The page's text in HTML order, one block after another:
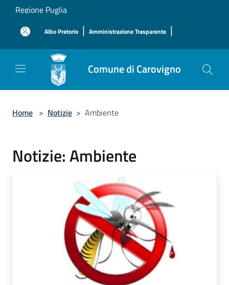
Salta al contenuto principale
Regione Puglia
Albo Pretorio | Amministrazione Trasparente |
Comune di Carovigno
Home > Notizie > Ambiente
Notizie: Ambiente